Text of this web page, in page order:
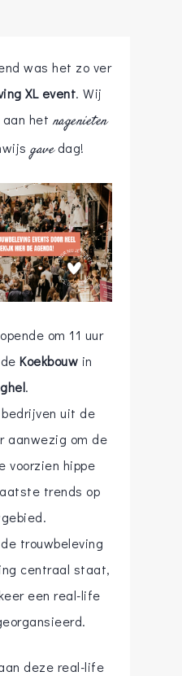
was het zo ver
XL event. Wij
het nagenieten
gavedag!
opende om 11 uur
deKoekbouw in
.
uit de
aanwezig om de
voorzien hippe
trends op
trouwbeleving
centraal staat,
een real-life
deze real-life